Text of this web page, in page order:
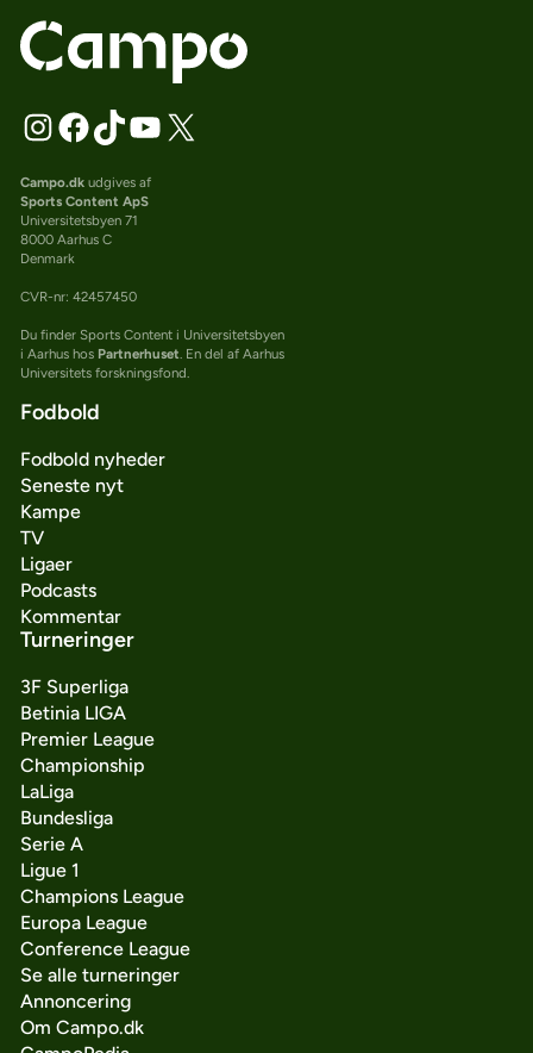
Campo.dkudgives af
Sports Content ApS
Universitetsbyen 71
8000 Aarhus C
Denmark
CVR-nr: 42457450
Du finder Sports Content i Universitetsbyen
i Aarhus hos Partnerhuset . En del af Aarhus
Universitets forskningsfond.
Fodbold
Fodbold nyheder
Seneste nyt
Kampe
TV
Ligaer
Podcasts
Kommentar
Turneringer
3F Superliga
Betinia LIGA
Premier League
Championship
LaLiga
Bundesliga
Serie A
Ligue 1
Champions League
Europa League
Conference League
Se alle turneringer
Annoncering
Om Campo.dk